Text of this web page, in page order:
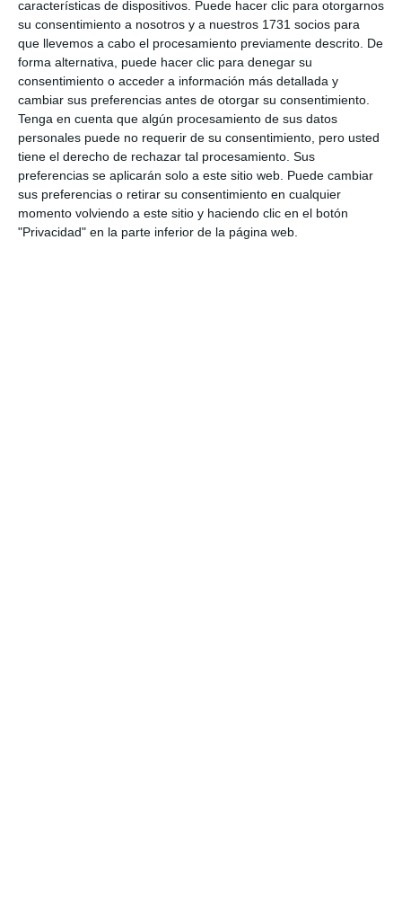
características de dispositivos. Puede hacer clic para otorgarnos
su consentimiento a nosotros y a nuestros 1731 socios para
que llevemos a cabo el procesamiento previamente descrito. De
forma alternativa, puede hacer clic para denegar su
consentimiento o acceder a información más detallada y
cambiar sus preferencias antes de otorgar su consentimiento.
Tenga en cuenta que algún procesamiento de sus datos
personales puede no requerir de su consentimiento, pero usted
tiene el derecho de rechazar tal procesamiento. Sus
preferencias se aplicarán solo a este sitio web. Puede cambiar
sus preferencias o retirar su consentimiento en cualquier
momento volviendo a este sitio y haciendo clic en el botón
"Privacidad" en la parte inferior de la página web.
distribuido también en los centros sanitarios,
educativos, sociales y dependencias municipales.
Comparte esta noticia desde el siguiente enlace:
https://mijascom.com/?a=38075
MIJAS PEQUES PANTALLAS OBESIDAD PEDIATRAS